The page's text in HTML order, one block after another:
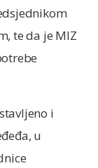
te da je MIZ
i
u